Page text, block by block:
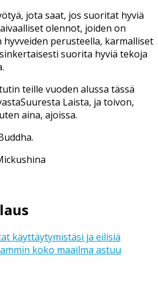
jota saat, jos suoritat hyviä
olennot, joiden on
hyvveiden perusteella, karmalliset
suorita hyviä tekoja
teille vuoden alussa tässä
Laista, ja toivon,
aina, ajoissa.
käyttäytymistäsi ja eilisiä
koko maailma astuu